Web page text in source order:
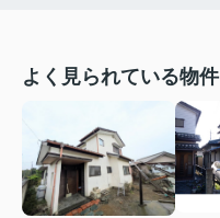
よく見られている物件